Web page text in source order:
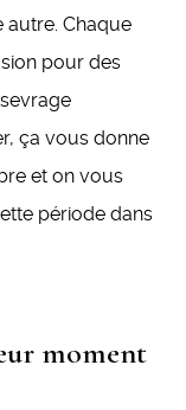
autre. Chaque
pour des
ça vous donne
et on vous
période dans
moment